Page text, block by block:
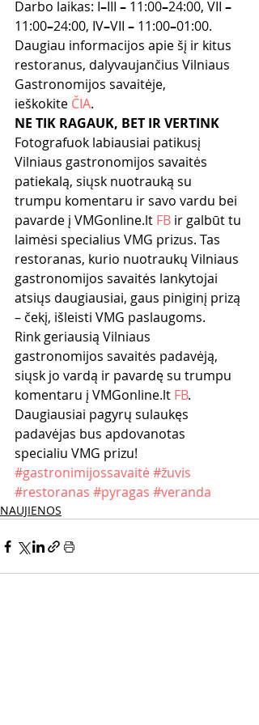
Darbo laikas: I–III – 11:00–24:00, VII –
11:00–24:00, IV–VII – 11:00–01:00.
Daugiau informacijos apie šį ir kitus
restoranus, dalyvaujančius Vilniaus
Gastronomijos savaitėje,
ieškokite ČIA.
NE TIK RAGAUK, BET IR VERTINK
Fotografuok labiausiai patikusį
Vilniaus gastronomijos savaitės
patiekalą, siųsk nuotrauką su
trumpu komentaru ir savo vardu bei
pavarde į VMGonline.lt FB ir galbūt tu
laimėsi specialius VMG prizus. Tas
restoranas, kurio nuotraukų Vilniaus
gastronomijos savaitės lankytojai
atsiųs daugiausiai, gaus piniginį prizą
– čekį, išleisti VMG paslaugoms.
Rink geriausią Vilniaus
gastronomijos savaitės padavėją,
siųsk jo vardą ir pavardę su trumpu
komentaru į VMGonline.lt FB.
Daugiausiai pagyrų sulaukęs
padavėjas bus apdovanotas
specialiu VMG prizu!
#gastronimijossavaitė #žuvis
#restoranas #pyragas #veranda
NAUJIENOS